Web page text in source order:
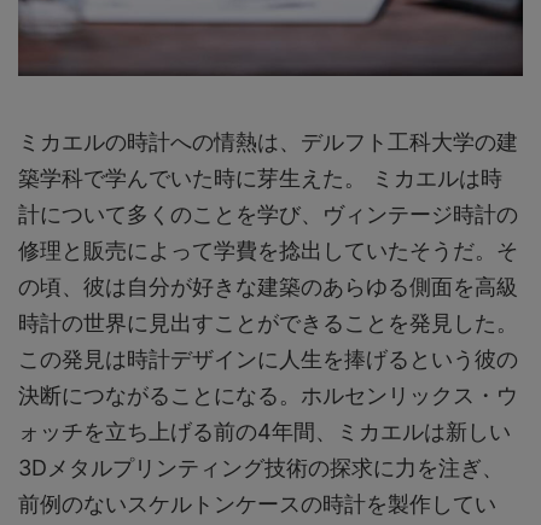
ミカエルの時計への情熱は、デルフト工科大学の建
築学科で学んでいた時に芽生えた。 ミカエルは時
計について多くのことを学び、ヴィンテージ時計の
修理と販売によって学費を捻出していたそうだ。そ
の頃、彼は自分が好きな建築のあらゆる側面を高級
時計の世界に見出すことができることを発見した。
この発見は時計デザインに人生を捧げるという彼の
決断につながることになる。ホルセンリックス・ウ
ォッチを立ち上げる前の4年間、ミカエルは新しい
3Dメタルプリンティング技術の探求に力を注ぎ、
前例のないスケルトンケースの時計を製作してい